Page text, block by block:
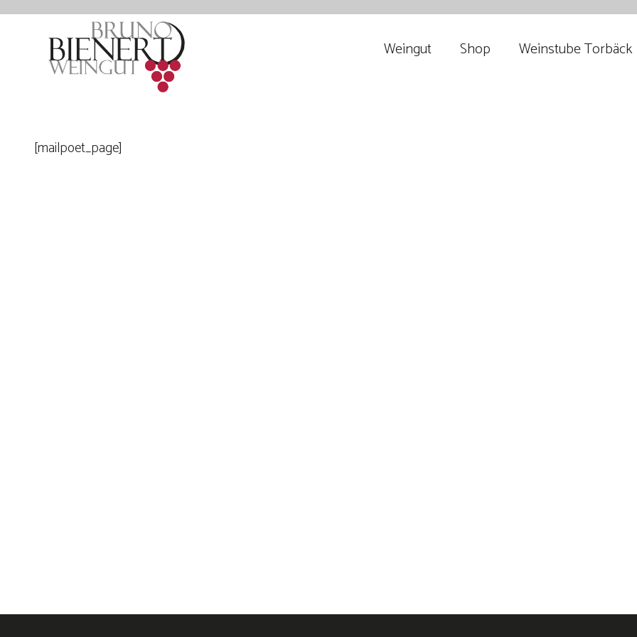
Weingut Shop Weinstube Torbäck
[mailpoet_page]